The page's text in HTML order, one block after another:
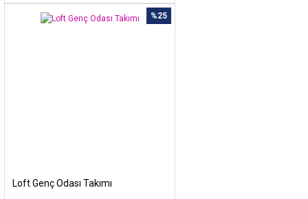
%25
Loft Genç Odası Takımı